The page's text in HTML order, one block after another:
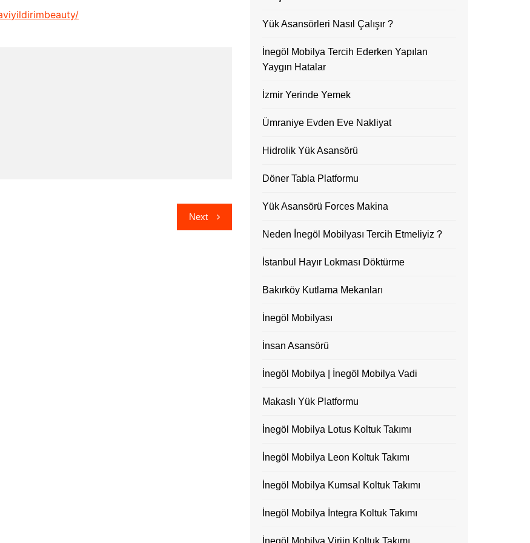
Next
Yük Asansörleri Nasıl Çalışır ?
İnegöl Mobilya Tercih Ederken Yapılan
Yaygın Hatalar
İzmir Yerinde Yemek
Ümraniye Evden Eve Nakliyat
Hidrolik Yük Asansörü
Döner Tabla Platformu
Yük Asansörü Forces Makina
Neden İnegöl Mobilyası Tercih Etmeliyiz ?
İstanbul Hayır Lokması Döktürme
Bakırköy Kutlama Mekanları
İnegöl Mobilyası
İnsan Asansörü
İnegöl Mobilya | İnegöl Mobilya Vadi
Makaslı Yük Platformu
İnegöl Mobilya Lotus Koltuk Takımı
İnegöl Mobilya Leon Koltuk Takımı
İnegöl Mobilya Kumsal Koltuk Takımı
İnegöl Mobilya İntegra Koltuk Takımı